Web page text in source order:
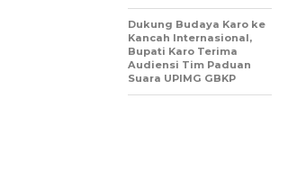
Dukung Budaya Karo ke
Kancah Internasional,
Bupati Karo Terima
Audiensi Tim Paduan
Suara UPIMG GBKP